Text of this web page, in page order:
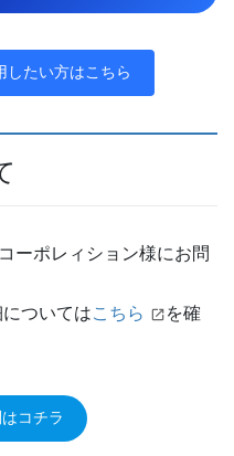
したい方はこちら
ーポレィション様にお問
についてはこちら
を確
コチラ